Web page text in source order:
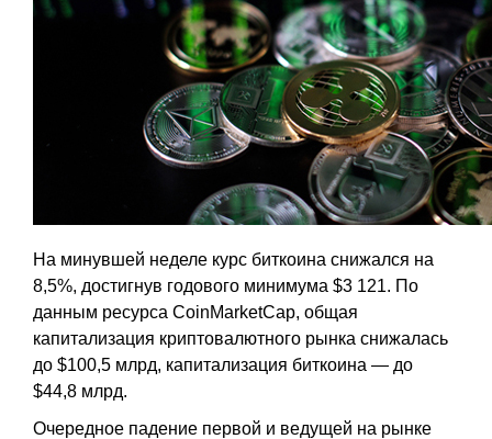
На минувшей неделе курс биткоина снижался на
8,5%, достигнув годового минимума $3 121. По
данным ресурса CoinMarketCap, общая
капитализация криптовалютного рынка снижалась
до $100,5 млрд, капитализация биткоина — до
$44,8 млрд.
Очередное падение первой и ведущей на рынке